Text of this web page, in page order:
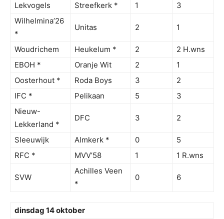
Lekvogels
Streefkerk * 1
3
Wilhelmina’26
*
Unitas 2 1
Woudrichem Heukelum * 2
2 H.wns
EBOH *
Oranje Wit 2
1
Oosterhout *
Roda Boys 3
2
IFC *
Pelikaan 5
3
Nieuw-
Lekkerland *
DFC 3 2
Sleeuwijk Almkerk * 0
5
RFC *
MVV’58 1 1 R.wns
SVW
Achilles Veen
*
0 6
dinsdag 14 oktober